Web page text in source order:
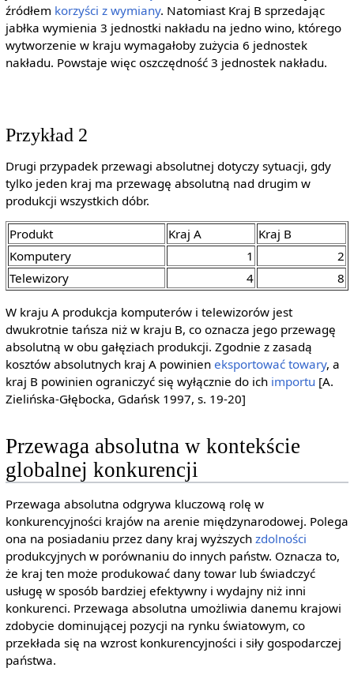
źródłem korzyści z wymiany. Natomiast Kraj B sprzedając
jabłka wymienia 3 jednostki nakładu na jedno wino, którego
wytworzenie w kraju wymagałoby zużycia 6 jednostek
nakładu. Powstaje więc oszczędność 3 jednostek nakładu.
Przykład 2
Drugi przypadek przewagi absolutnej dotyczy sytuacji, gdy
tylko jeden kraj ma przewagę absolutną nad drugim w
produkcji wszystkich dóbr.
Produkt Kraj A
Kraj B
Komputery
1
2
Telewizory
4 8
W kraju A produkcja komputerów i telewizorów jest
dwukrotnie tańsza niż w kraju B, co oznacza jego przewagę
absolutną w obu gałęziach produkcji. Zgodnie z zasadą
kosztów absolutnych kraj A powinien eksportować towary, a
kraj B powinien ograniczyć się wyłącznie do ich importu [A.
Zielińska-Głębocka, Gdańsk 1997, s. 19-20]
Przewaga absolutna w kontekście
globalnej konkurencji
Przewaga absolutna odgrywa kluczową rolę w
konkurencyjności krajów na arenie międzynarodowej. Polega
ona na posiadaniu przez dany kraj wyższych zdolności
produkcyjnych w porównaniu do innych państw. Oznacza to,
że kraj ten może produkować dany towar lub świadczyć
usługę w sposób bardziej efektywny i wydajny niż inni
konkurenci. Przewaga absolutna umożliwia danemu krajowi
zdobycie dominującej pozycji na rynku światowym, co
przekłada się na wzrost konkurencyjności i siły gospodarczej
państwa.